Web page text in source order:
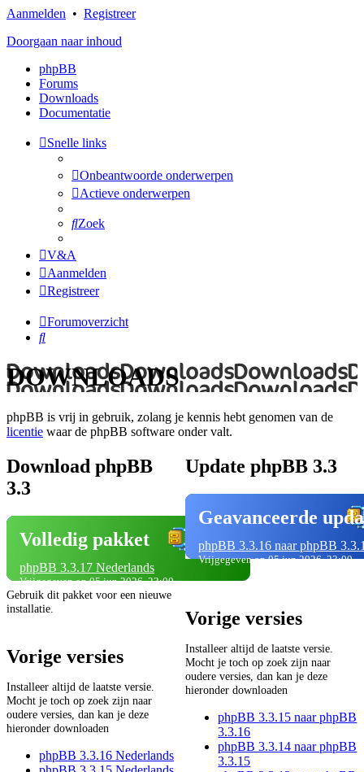
Aanmelden • Registreer
Doorgaan naar inhoud
phpBB
Forums
Downloads
Documentatie
Snelle links
Onbeantwoorde onderwerpen
Actieve onderwerpen
Zoek
V&A
Aanmelden
Registreer
Forumoverzicht
Zoek
DOWNLOADS
phpBB is vrij in gebruik, zolang je kennis hebt genomen van de
licentie waar de phpBB software onder valt.
Download phpBB
3.3
Volledig pakket
phpBB 3.3.17 Nederlands
Vrijgegeven op 05 jun 2026, 23:00
Gebruik dit pakket voor een nieuwe
installatie.
Vorige versies
Installeer altijd de laatste versie.
Mocht je toch op zoek zijn naar
oudere versies, dan kan je deze
hieronder downloaden
phpBB 3.3.16 Nederlands
Update phpBB 3.3
Geavanceerde
phpBB 3.3.16 naar phpBB
Vrijgegeven op 05 jun 2026, 23:00
Vorige versies
Installeer altijd de laatste versie.
Mocht je toch op zoek zijn naar
oudere versies, dan kan je deze
hieronder downloaden
phpBB 3.3.15 naar phpBB
3.3.16
phpBB 3.3.14 naar phpBB
3.3.15